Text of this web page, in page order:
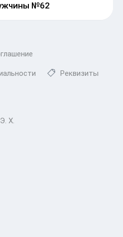
№62
Реквизиты
Х.